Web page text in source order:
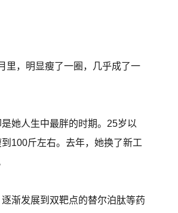
里，明显瘦了一圈，几乎成了一
她人生中最胖的时期。25岁以
100斤左右。去年，她换了新工
渐发展到双靶点的替尔泊肽等药